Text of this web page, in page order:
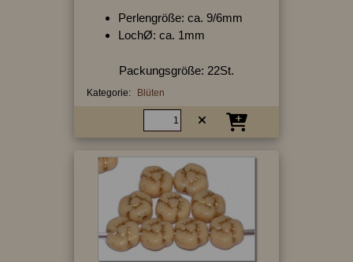
Perlengröße: ca. 9/6mm
LochØ: ca. 1mm
Packungsgröße: 22St.
Kategorie: Blüten